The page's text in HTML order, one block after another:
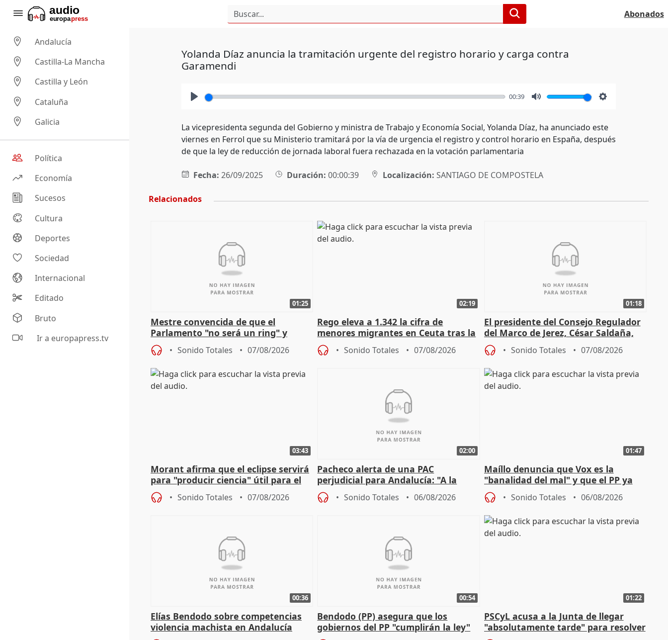
Abonados
Andalucía
Castilla-La Mancha
Castilla y León
Cataluña
Galicia
Política
Economía
Sucesos
Cultura
Deportes
Sociedad
Internacional
Editado
Bruto
Ir a europapress.tv
Yolanda Díaz anuncia la tramitación urgente del registro horario y carga contra
Garamendi
00:39
La vicepresidenta segunda del Gobierno y ministra de Trabajo y Economía Social, Yolanda Díaz, ha anunciado este
viernes en Ferrol que su Ministerio tramitará por la vía de urgencia el registro y control horario en España, después
de que la ley de reducción de jornada laboral fuera rechazada en la votación parlamentaria
Fecha: 26/09/2025 Duración: 00:00:39 Localización: SANTIAGO DE COMPOSTELA
Relacionados
01:25
Mestre convencida de que el
Parlamento "no será un ring" y
defiende "estabilidad" del pacto con
Vox
Sonido Totales 07/08/2026
02:19
Rego eleva a 1.342 la cifra de
menores migrantes en Ceuta tras la
entrada masiva
Sonido Totales 07/08/2026
01:18
El presidente del Consejo Regulador
del Marco de Jerez, César Saldaña,
sobre exportaciones
Sonido Totales 07/08/2026
03:43
Morant afirma que el eclipse servirá
para "producir ciencia" útil para el
resto del mundo
Sonido Totales 07/08/2026
02:00
Pacheco alerta de una PAC
perjudicial para Andalucía: "A la
agricultura hay que protegerla"
Sonido Totales 06/08/2026
01:47
Maíllo denuncia que Vox es la
"banalidad del mal" y que el PP ya
asume todas sus tesis
Sonido Totales 06/08/2026
00:36
Elías Bendodo sobre competencias
violencia machista en Andalucía
00:54
Bendodo (PP) asegura que los
gobiernos del PP "cumplirán la ley"
01:22
PSCyL acusa a la Junta de llegar
"absolutamente tarde" para resolver